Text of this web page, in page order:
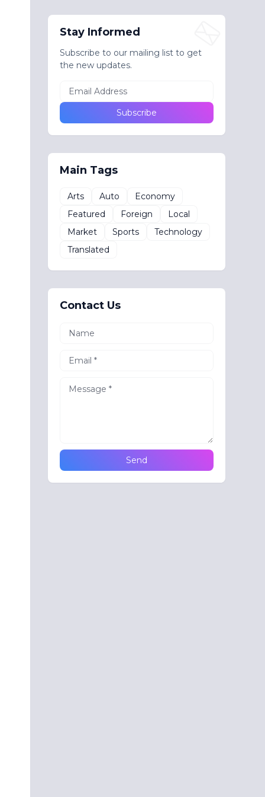
Stay Informed
Subscribe to our mailing list to get
the new updates.
Main Tags
Arts Auto
Economy
Featured
Foreign
Local
Market
Sports
Technology
Translated
Contact Us